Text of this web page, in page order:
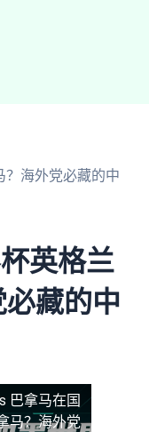
？海外党必藏的中
英格兰
藏的中
巴拿马在国
马？海外党